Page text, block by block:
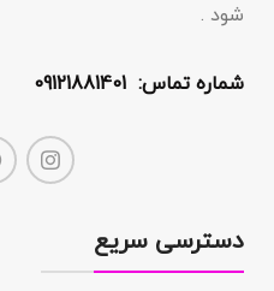
شود .
شماره تماس: 09121881401
دسترسی سریع